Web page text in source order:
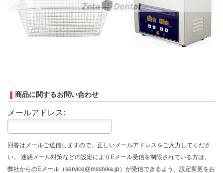
商品に関するお問い合わせ
メールアドレス:
回答はメールご送信しますので、正しいメールアドレスをご入力してくださ
い。 迷惑メール対策などの設定によりEメール受信を制限されている方は、
弊社からのEメール（service@msshika.jp）が受信できるよう、設定変更をお